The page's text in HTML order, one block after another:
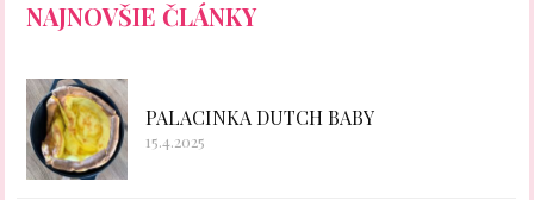
NAJNOVŠIE ČLÁNKY
PALACINKA DUTCH BABY
15.4.2025